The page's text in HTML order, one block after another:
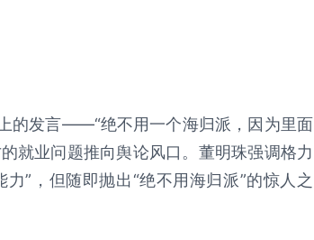
的发言——“绝不用一个海归派，因为里面
就业问题推向舆论风口。董明珠强调格力
”，但随即抛出“绝不用海归派”的惊人之